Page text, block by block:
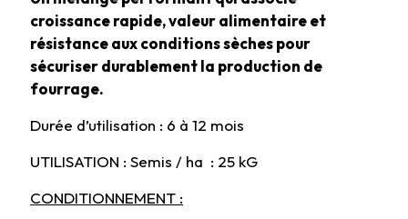
croissance rapide, valeur alimentaire et
résistance aux conditions sèches pour
sécuriser durablement la production de
fourrage.
Durée d’utilisation : 6 à 12 mois
UTILISATION : Semis / ha : 25 kG
CONDITIONNEMENT :